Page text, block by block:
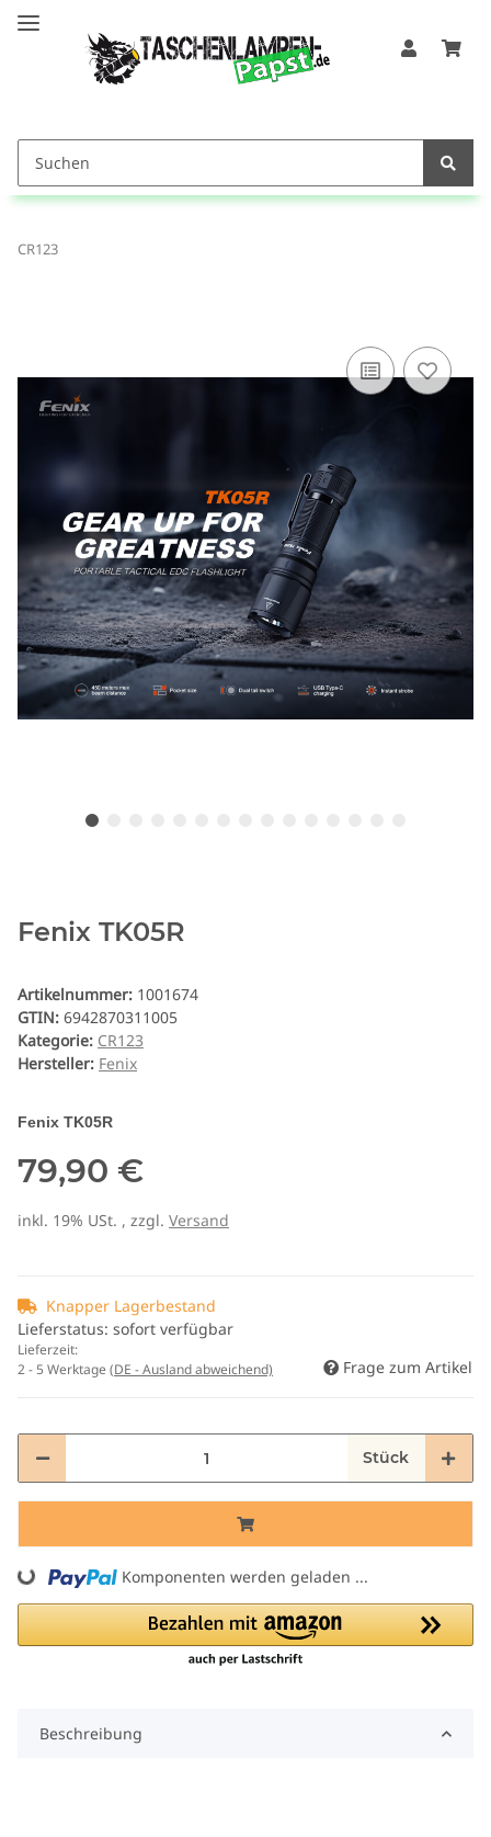
CR123
Fenix TK05R
Artikelnummer: 1001674
GTIN: 6942870311005
Kategorie: CR123
Hersteller: Fenix
Fenix TK05R
79,90 €
inkl. 19% USt. , zzgl. Versand
Knapper Lagerbestand
Lieferstatus: sofort verfügbar
Lieferzeit:
2 - 5 Werktage (DE - Ausland abweichend) Frage zum Artikel
Stück
Komponenten werden geladen ...
Beschreibung